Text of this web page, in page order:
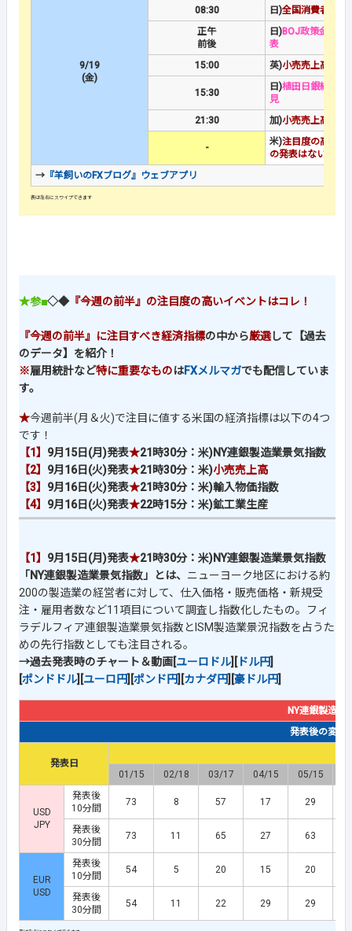
9/19
(金)
08:30
日)全国消費者物価
正午
前後
日)BOJ政策金利
表
15:00
英)小売売上高
15:30
日)植田日銀総裁の
見
21:30
加)小売売上高
-
米)注目度の高い経
の発表はない
→ 『羊飼いのFXブログ』ウェブアプリ
★参■◇◆『今週の前半』の注目度の高いイベントはコレ！
『今週の前半』に注目すべき経済指標の中から厳選して【過去
のデータ】を紹介！
※雇用統計など特に重要なものはFXメルマガでも配信していま
す。
★今週前半(月＆火)で注目に値する米国の経済指標は以下の4つ
です！
【1】 9月15日(月)発表★21時30分：米)NY連銀製造業景気指数
【2】 9月16日(火)発表★21時30分：米)小売売上高
【3】 9月16日(火)発表★21時30分：米)輸入物価指数
【4】 9月16日(火)発表★22時15分：米)鉱工業生産
【1】 9月15日(月)発表★21時30分：米)NY連銀製造業景気指数
「NY連銀製造業景気指数」とは、 ニューヨーク地区における約
200の製造業の経営者に対して、仕入価格・販売価格・新規受
注・雇用者数など11項目について調査し指数化したもの。フィ
ラデルフィア連銀製造業景気指数とISM製造業景況指数を占うた
めの先行指数としても注目される。
→過去発表時のチャート＆動画[ユーロドル][ ドル円]
[ポンドドル][ユーロ円][ポンド円][カナダ円][豪ドル円]
NY連銀製造業
発表後の変動
発表日
01/15
02/18 03/17 04/15 05/15
USD
JPY
発表後
10分間
73 8 57 17 29
発表後
30分間
73 11 65 27 63
EUR
USD
発表後
10分間
54 5 20 15 20
発表後
30分間
54 11 22 29 29